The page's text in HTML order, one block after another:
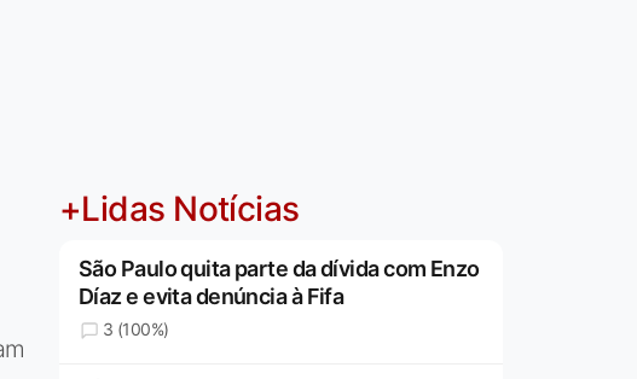
+Lidas Notícias
São Paulo quita parte da dívida com Enzo
Díaz e evita denúncia à Fifa
3 (100%)